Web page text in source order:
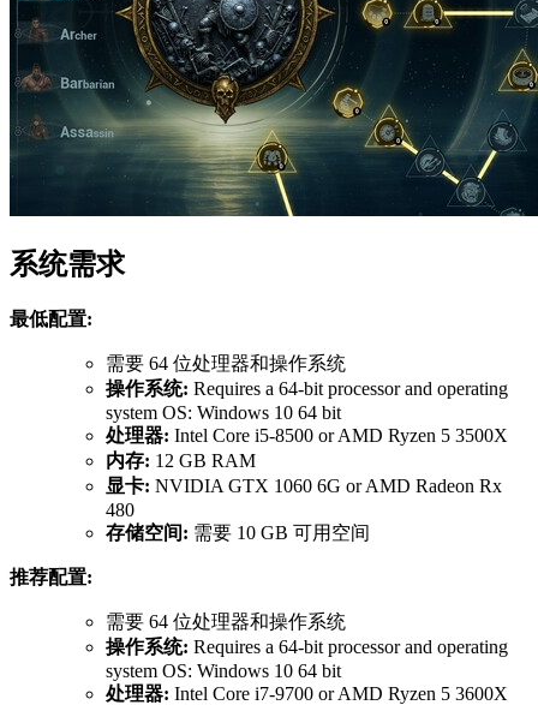
系统需求
最低配置:
需要 64 位处理器和操作系统
操作系统: Requires a 64-bit processor and operating
system OS: Windows 10 64 bit
处理器: Intel Core i5-8500 or AMD Ryzen 5 3500X
内存: 12 GB RAM
显卡: NVIDIA GTX 1060 6G or AMD Radeon Rx
480
存储空间: 需要 10 GB 可用空间
推荐配置:
需要 64 位处理器和操作系统
操作系统: Requires a 64-bit processor and operating
system OS: Windows 10 64 bit
处理器: Intel Core i7-9700 or AMD Ryzen 5 3600X